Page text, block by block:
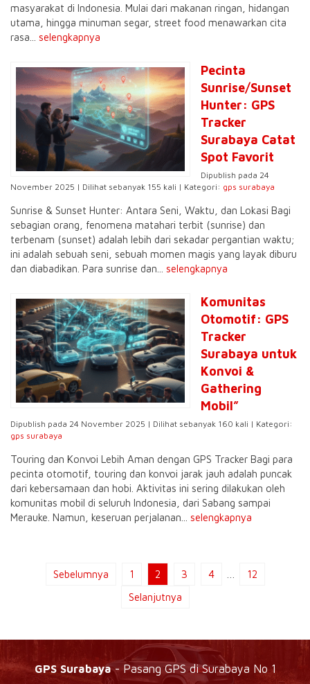
masyarakat di Indonesia. Mulai dari makanan ringan, hidangan
utama, hingga minuman segar, street food menawarkan cita
rasa... selengkapnya
Pecinta
Sunrise/Sunset
Hunter: GPS
Tracker
Surabaya Catat
Spot Favorit
Dipublish pada 24
November 2025 | Dilihat sebanyak 155 kali | Kategori: gps surabaya
Sunrise & Sunset Hunter: Antara Seni, Waktu, dan Lokasi Bagi
sebagian orang, fenomena matahari terbit (sunrise) dan
terbenam (sunset) adalah lebih dari sekadar pergantian waktu;
ini adalah sebuah seni, sebuah momen magis yang layak diburu
dan diabadikan. Para sunrise dan... selengkapnya
Komunitas
Otomotif: GPS
Tracker
Surabaya untuk
Konvoi &
Gathering
Mobil”
Dipublish pada 24 November 2025 | Dilihat sebanyak 160 kali | Kategori:
gps surabaya
Touring dan Konvoi Lebih Aman dengan GPS Tracker Bagi para
pecinta otomotif, touring dan konvoi jarak jauh adalah puncak
dari kebersamaan dan hobi. Aktivitas ini sering dilakukan oleh
komunitas mobil di seluruh Indonesia, dari Sabang sampai
Merauke. Namun, keseruan perjalanan... selengkapnya
Sebelumnya 1 2 3 4
12
Selanjutnya
GPS Surabaya- Pasang GPS di Surabaya No 1